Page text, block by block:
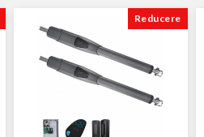
Reducere